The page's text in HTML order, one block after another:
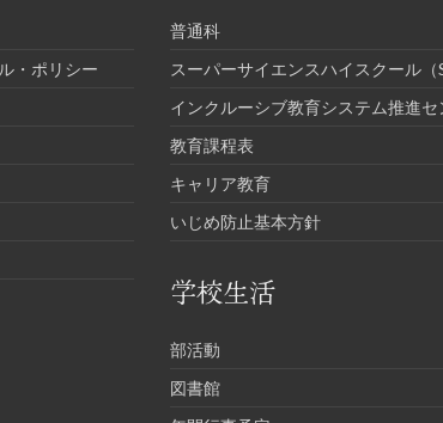
・ポリシー
普通科
スーパーサイエンスハイスクール（
インクルーシブ教育システム推進セ
教育課程表
キャリア教育
いじめ防止基本方針
学校生活
部活動
図書館